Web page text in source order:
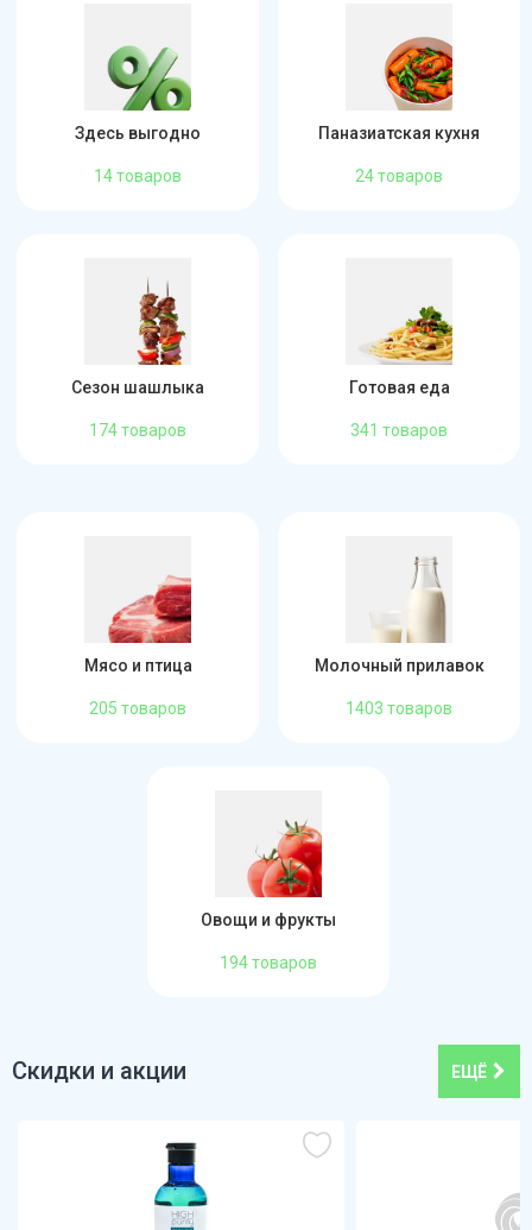
Здесь выгодно
14 товаров
Паназиатская кухня
24 товаров
Сезон шашлыка
174 товаров
Готовая еда
341 товаров
Мясо и птица
205 товаров
Молочный прилавок
1403 товаров
Овощи и фрукты
194 товаров
Скидки и акции ЕЩЁ